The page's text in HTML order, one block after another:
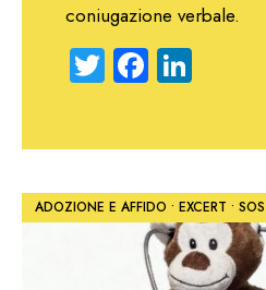
coniugazione verbale.
TwitterFacebook
ADOZIONE E AFFIDO • EXCERT •